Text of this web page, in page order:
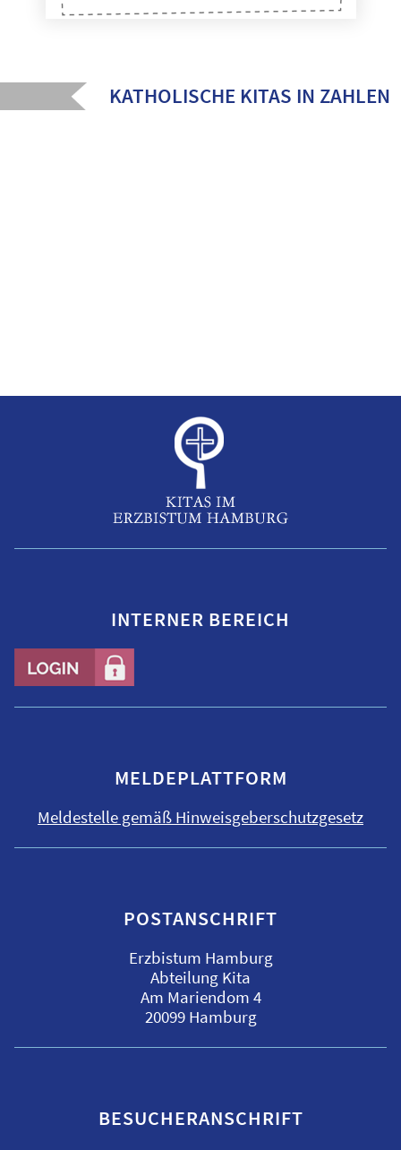
KATHOLISCHE KITAS IN ZAHLEN
INTERNER BEREICH
MELDEPLATTFORM
Meldestelle gemäß Hinweisgeber­schutzgesetz
POSTANSCHRIFT
Erzbistum Hamburg
Abteilung Kita
Am Mariendom 4
20099 Hamburg
BESUCHERANSCHRIFT